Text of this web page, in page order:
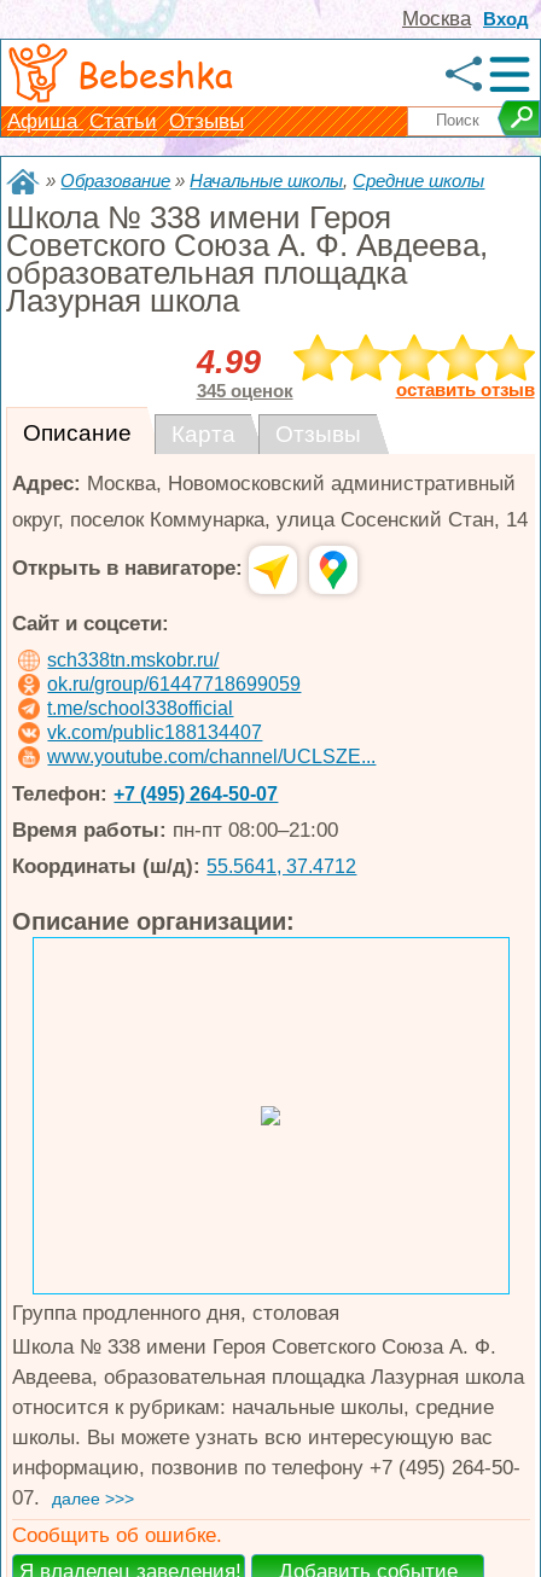
Вход
Москва
Bebeshka
Афиша Статьи Отзывы
»Образование »Начальные школы,Средние школы
Школа № 338 имени Героя
Советского Союза А. Ф. Авдеева,
образовательная площадка
Лазурная школа
4.99
345 оценок оставить отзыв
Описание Карта Отзывы
Адрес: Москва, Новомосковский административный
округ, поселок Коммунарка, улица Сосенский Стан, 14
Открыть в навигаторе:
Сайт и соцсети:
sch338tn.mskobr.ru/
ok.ru/group/61447718699059
t.me/school338official
vk.com/public188134407
www.youtube.com/channel/UCLSZE...
Телефон: +7 (495) 264-50-07
Время работы: пн-пт 08:00–21:00
Координаты (ш/д): 55.5641, 37.4712
Описание организации:
Группа продленного дня, столовая
Школа № 338 имени Героя Советского Союза А. Ф.
Авдеева, образовательная площадка Лазурная школа
относится к рубрикам: начальные школы, средние
школы. Вы можете узнать всю интересующую вас
информацию, позвонив по телефону +7 (495) 264-50-
07.
далее >>>
Сообщить об ошибке.